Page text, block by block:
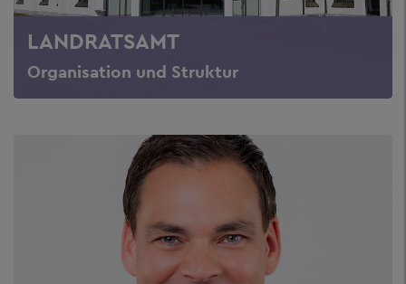
LANDRATSAMT
Organisation und Struktur